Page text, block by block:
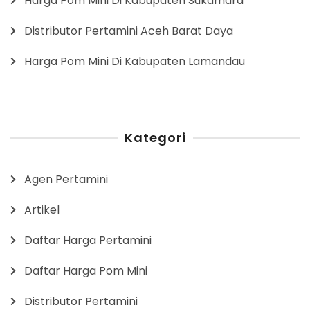
Distributor Pertamini Aceh Barat Daya
Harga Pom Mini Di Kabupaten Lamandau
Kategori
Agen Pertamini
Artikel
Daftar Harga Pertamini
Daftar Harga Pom Mini
Distributor Pertamini